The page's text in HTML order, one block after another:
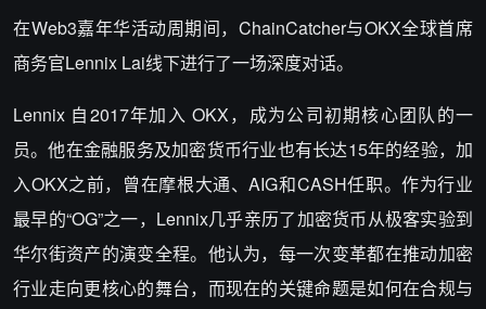
在Web3嘉年华活动周期间，ChainCatcher与OKX全球首席
商务官Lennix Lai线下进行了一场深度对话。
Lennix 自2017年加入 OKX，成为公司初期核心团队的一
员。他在金融服务及加密货币行业也有长达15年的经验，加
入OKX之前，曾在摩根大通、AIG和CASH任职。作为行业
最早的“OG”之一，Lennix几乎亲历了加密货币从极客实验到
华尔街资产的演变全程。他认为，每一次变革都在推动加密
行业走向更核心的舞台，而现在的关键命题是如何在合规与